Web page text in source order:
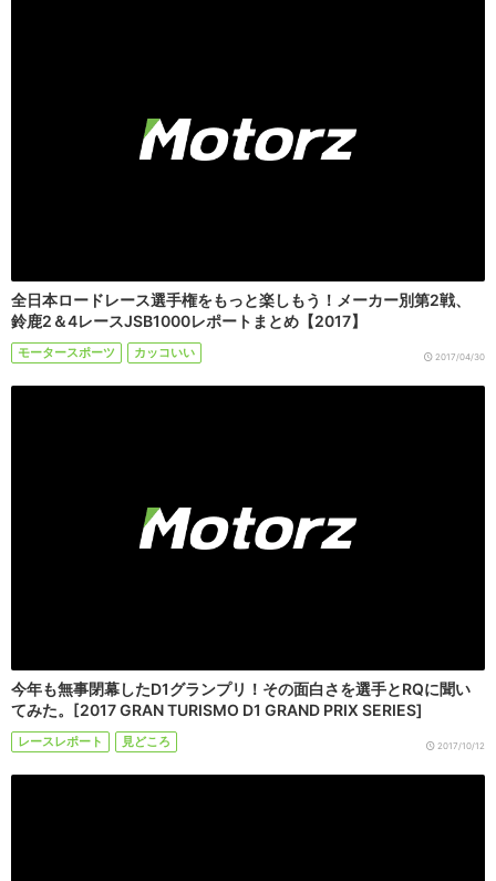
全日本ロードレース選手権をもっと楽しもう！メーカー別第2戦、
鈴鹿2＆4レースJSB1000レポートまとめ【2017】
モータースポーツ カッコいい 2017/04/30
今年も無事閉幕したD1グランプリ！その面白さを選手とRQに聞い
てみた。[2017 GRAN TURISMO D1 GRAND PRIX SERIES]
レースレポート 見どころ 2017/10/12